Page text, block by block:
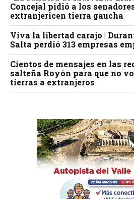
Concejal pidió a los
extranjericen tierra gaucha
Viva la libertad carajo |
Salta perdió 313 empresas
Cientos de mensajes en las
salteña Royón para que no
tierras a extranjeros